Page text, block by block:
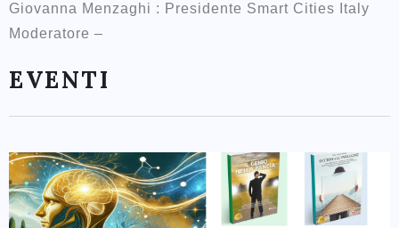
Giovanna Menzaghi : Presidente Smart Cities Italy
Moderatore –
EVENTI